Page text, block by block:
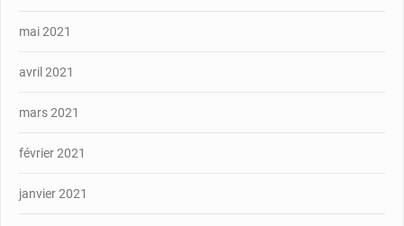
mai 2021
avril 2021
mars 2021
février 2021
janvier 2021